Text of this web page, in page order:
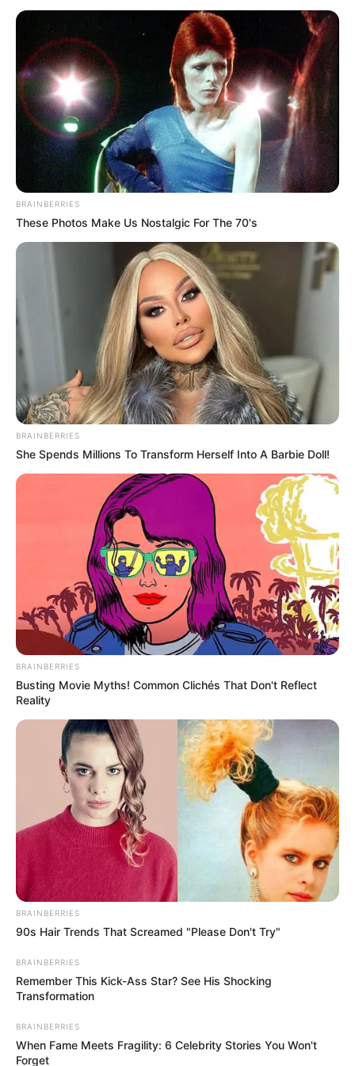
Ausflugsziele, Sehenswürdigkeiten, Freizeitziele
und Museen in und im Umkreis von Templin:
Umkreissuche Tourismus Templin
Museen in und um Templin
Kinderausflugsziele für Templin
Kindergeburtstag feiern
Schlösser und Burgen in und um Templin
Tagesausflugsziele für Templin
Bademöglichkeiten
Wandern
Kinoprogramm
Angebote für Behinderte
Aussichtstürme
Kletterparks
Tier- und Zooparks
Ausflug mit der Bahn
Fremdenverkehrsamt und Tourist Information
Weitere Informationen über Templin im Internet:
Hotels in Templin
www.templin.de
de.wikipedia.org/wiki/ Templin
Kauf- und Lesetipps:Reiseführer Templin
Hotel Templin hier buchen
Zwecke kostenlos benutzt werden. Weiteres siehe
BRAINBERRIES
These Photos Make Us Nostalgic For The 70's
BRAINBERRIES
She Spends Millions To Transform Herself Into A Barbie Doll!
BRAINBERRIES
Busting Movie Myths! Common Clichés That Don't Reflect
Reality
BRAINBERRIES
90s Hair Trends That Screamed "Please Don't Try"
BRAINBERRIES
Remember This Kick-Ass Star? See His Shocking
Transformation
BRAINBERRIES
When Fame Meets Fragility: 6 Celebrity Stories You Won't
Forget